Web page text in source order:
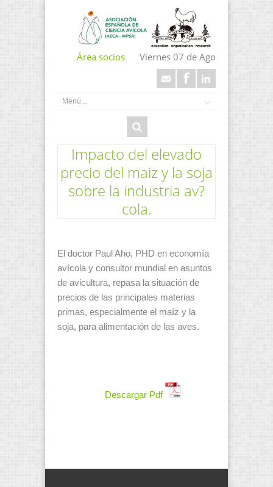
Área socios Viernes 07 de Ago
Impacto del elevado
precio del maiz y la soja
sobre la industria av?
cola.
El doctor Paul Aho, PHD en economía
avícola y consultor mundial en asuntos
de avicultura, repasa la situación de
precios de las principales materias
primas, especialmente el maíz y la
soja, para alimentación de las aves.
Descargar Pdf